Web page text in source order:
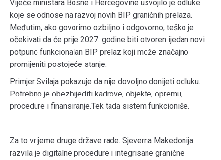
Vijeće ministara Bosne i Hercegovine usvojilo je odluke
koje se odnose na razvoj novih BIP graničnih prelaza.
Međutim, ako govorimo ozbiljno i odgovorno, teško je
očekivati da će prije 2027. godine biti otvoren ijedan novi
potpuno funkcionalan BIP prelaz koji može značajno
promijeniti postojeće stanje.
Primjer Svilaja pokazuje da nije dovoljno donijeti odluku.
Potrebno je obezbijediti kadrove, objekte, opremu,
procedure i finansiranje.Tek tada sistem funkcioniše.
Za to vrijeme druge države rade. Sjeverna Makedonija
razvila je digitalne procedure i integrisane granične